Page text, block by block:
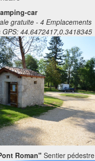
car
gratuite - 4 Emplacements
GPS: 44.6472417,0.3418345
Roman" Sentier pédestre